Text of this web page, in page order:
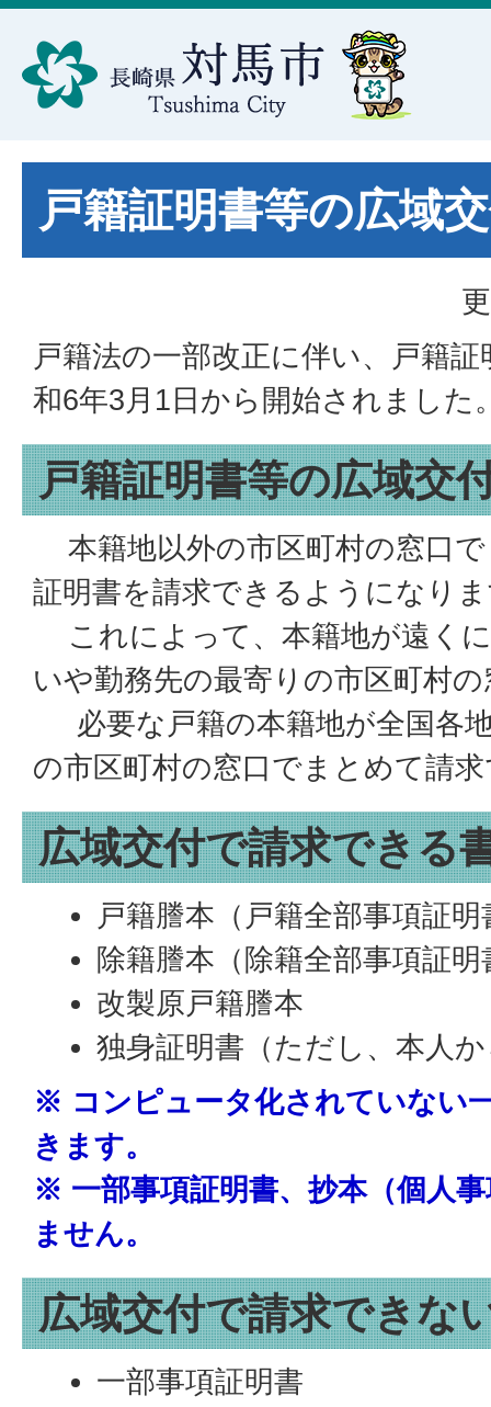
戸籍証明書等の広域
戸籍法の一部改正に伴い、戸籍
和6年3月1日から開始されました
戸籍証明書等の広域交
本籍地以外の市区町村の窓口で
証明書を請求できるようになり
これによって、本籍地が遠く
いや勤務先の最寄りの市区町村
必要な戸籍の本籍地が全国各
の市区町村の窓口でまとめて請
広域交付で請求できる
戸籍謄本（戸籍全部事項証明
除籍謄本（除籍全部事項証明
改製原戸籍謄本
独身証明書（ただし、本人
※ コンピュータ化されていない
きます。
※ 一部事項証明書、抄本（個人
ません。
広域交付で請求できな
一部事項証明書